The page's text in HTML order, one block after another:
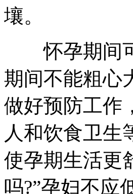
壤。
怀孕期间可
期间不能粗心
做好预防工作
人和饮食卫生
使孕期生活更
吗?”孕妇不应